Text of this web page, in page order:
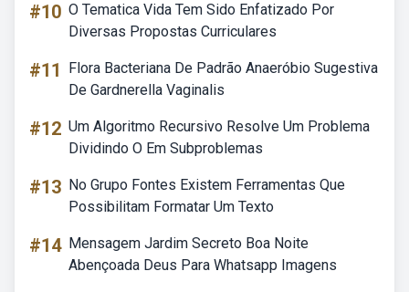
#10 O Tematica Vida Tem Sido Enfatizado Por
Diversas Propostas Curriculares
#11
Flora Bacteriana De Padrão Anaeróbio Sugestiva
De Gardnerella Vaginalis
#12 Um Algoritmo Recursivo Resolve Um Problema
Dividindo O Em Subproblemas
#13 No Grupo Fontes Existem Ferramentas Que
Possibilitam Formatar Um Texto
#14 Mensagem Jardim Secreto Boa Noite
Abençoada Deus Para Whatsapp Imagens